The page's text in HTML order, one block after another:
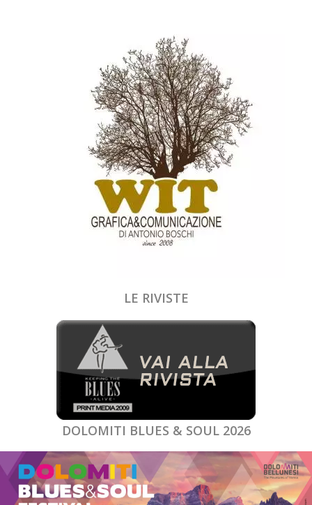
LE RIVISTE
DOLOMITI BLUES & SOUL 2026